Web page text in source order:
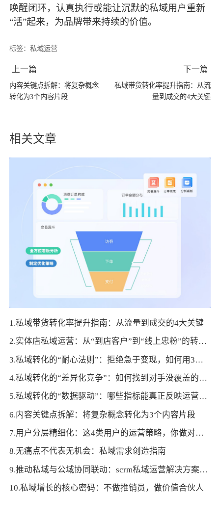
唤醒闭环，认真执行或能让沉默的私域用户重新
“活”起来，为品牌带来持续的价值。
标签：私域运营
上一篇
内容关键点拆解：将复杂概念
转化为3个内容片段
下一篇
私域带货转化率提升指南：从流
量到成交的4大关键
相关文章
1.私域带货转化率提升指南：从流量到成交的4大关键
2.实体店私域运营：从“到店客户”到“线上忠粉”的转化秘籍
3.私域转化的“耐心法则”：拒绝急于变现，如何用3个月培育高价值用户
4.私域转化的“差异化竞争”：如何找到对手没覆盖的用户需求点
5.私域转化的“数据驱动”：哪些指标能真正反映运营效果？
6.内容关键点拆解：将复杂概念转化为3个内容片段
7.用户分层精细化：这4类用户的运营策略，你做对了吗？
8.无痛点不代表无机会：私域需求创造指南
9.推动私域与公域协同联动：scrm私域运营解决方案实现流量互通互补
10.私域增长的核心密码：不做推销员，做价值合伙人